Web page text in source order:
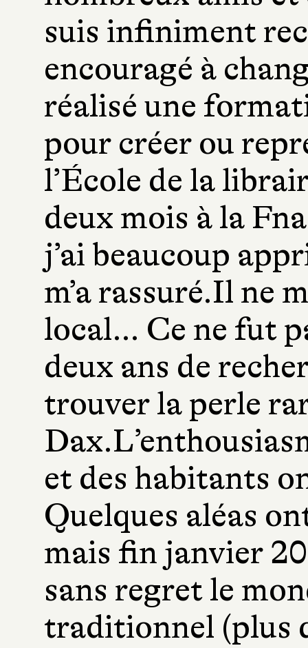
suis infiniment
encouragé à
réalisé une
pour créer ou
l’École de la
deux mois à la
j’ai beaucoup
m’a rassuré.Il ne
local… Ce ne fut
deux ans de
trouver la perle
et des habitants
Quelques aléas
mais fin janvier
sans regret le
traditionnel (plus